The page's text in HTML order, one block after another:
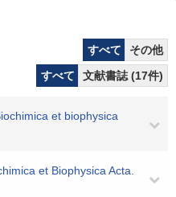
すべて
その他
すべて
文献書誌 (17件)
et biophysica
et Biophysica Acta.